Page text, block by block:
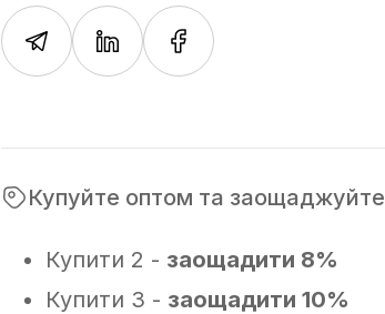
Купуйте оптом та заощаджуйте
Купити 2 - заощадити 8%
Купити 3 - заощадити 10%